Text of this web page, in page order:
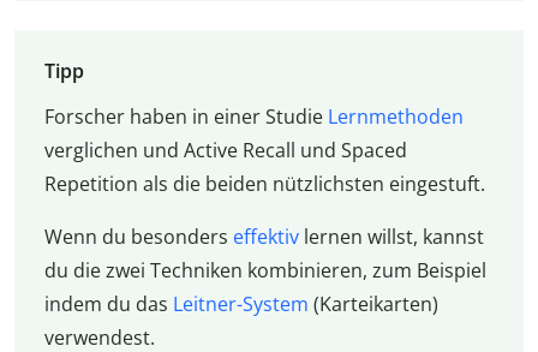
Tipp
Forscher haben in einer Studie Lernmethoden
verglichen und Active Recall und Spaced
Repetition als die beiden nützlichsten eingestuft.
Wenn du besonders effektivlernen willst, kannst
du die zwei Techniken kombinieren, zum Beispiel
indem du das Leitner-System (Karteikarten)
verwendest.